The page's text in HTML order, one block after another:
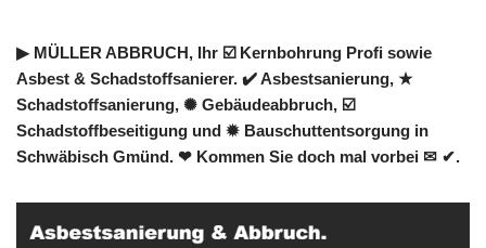
▶︎ MÜLLER ABBRUCH, Ihr ☑️ Kernbohrung Profi sowie
Asbest & Schadstoffsanierer. ✔️ Asbestsanierung, ★
Schadstoffsanierung, ✺ Gebäudeabbruch, ☑️
Schadstoffbeseitigung und ✹ Bauschuttentsorgung in
Schwäbisch Gmünd. ❤ Kommen Sie doch mal vorbei ✉ ✔.